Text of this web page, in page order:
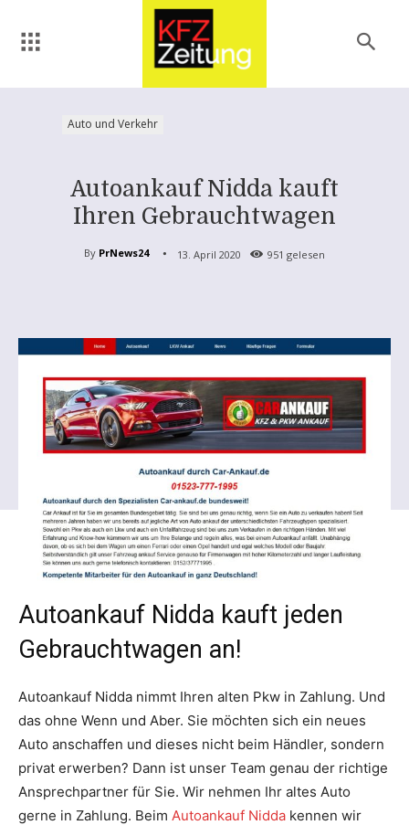
Auto und Verkehr
Autoankauf Nidda kauft
Ihren Gebrauchtwagen
By PrNews24 13. April 2020 951 gelesen
Autoankauf Nidda kauft jeden
Gebrauchtwagen an!
Autoankauf Nidda nimmt Ihren alten Pkw in Zahlung. Und
das ohne Wenn und Aber. Sie möchten sich ein neues
Auto anschaffen und dieses nicht beim Händler, sondern
privat erwerben? Dann ist unser Team genau der richtige
Ansprechpartner für Sie. Wir nehmen Ihr altes Auto
gerne in Zahlung. Beim Autoankauf Nidda kennen wir